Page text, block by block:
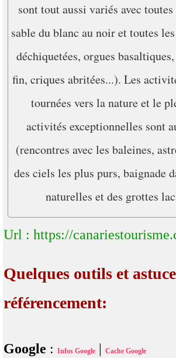
sont tout aussi variés avec
sable du blanc au noir et toutes
déchiquetées, orgues
fin, criques abritées...). Les
tournées vers la nature et le
activités exceptionnelles sont
(rencontres avec les baleines,
des ciels les plus purs, baignade
naturelles et des grottes
Url : https://
Quelques outils et
référencement:
Google : Infos Google | Cache Google